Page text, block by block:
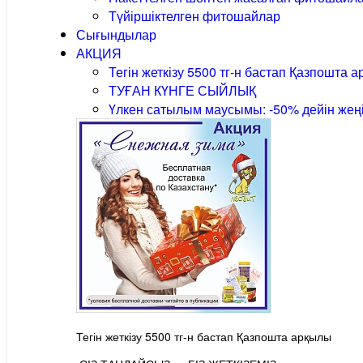
Түйіршіктелген фитошайлар
Сығындылар
АКЦИЯ
Тегін жеткізу 5500 тг-н бастап Қазпошта
ТУҒАН КҮНГЕ СЫЙЛЫҚ
Үлкен сатылым маусымы: -50% дейін
Тегін жеткізу 5500 тг-н бастап Қазпошта арқылы